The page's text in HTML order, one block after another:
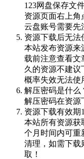
123网盘保存文
资源页面右上角
云盘账号需要先
资源下载后无法
本站发布资源来
载前注意查看文
久的资源不建议
概率失效无法使
解压密码是什么
解压密码在资源
资源下载有效期
本站所有资源获
个月时间内可重
清理，如需下载
取！